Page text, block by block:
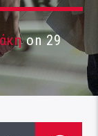
on 29